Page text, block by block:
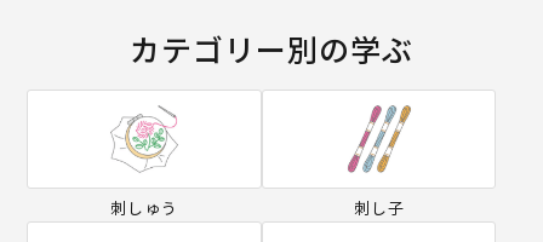
カテゴリー別の学ぶ
刺しゅう 刺し子